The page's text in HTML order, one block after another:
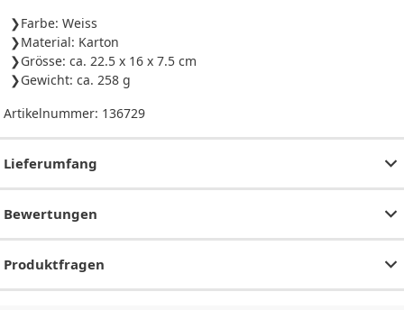
Farbe: Weiss
Material: Karton
Grösse: ca. 22.5 x 16 x 7.5 cm
Gewicht: ca. 258 g
Artikelnummer: 136729
Lieferumfang
Bewertungen
Produktfragen